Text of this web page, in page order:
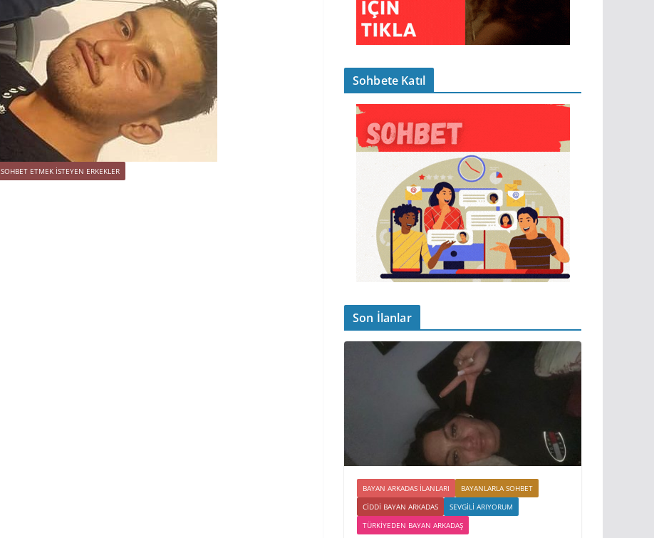
SOHBET ETMEK İSTEYEN ERKEKLER
Sohbete Katıl
Son İlanlar
BAYAN ARKADAS ILANLARI
BAYANLARLA SOHBET
CIDDI BAYAN ARKADAS
SEVGILI ARIYORUM
TÜRKIYEDEN BAYAN ARKADAŞ